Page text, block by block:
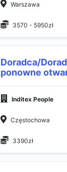
Warszawa
3570 - 5950zł
Doradca/
ponowne
Inditex People
Częstochowa
3390zł